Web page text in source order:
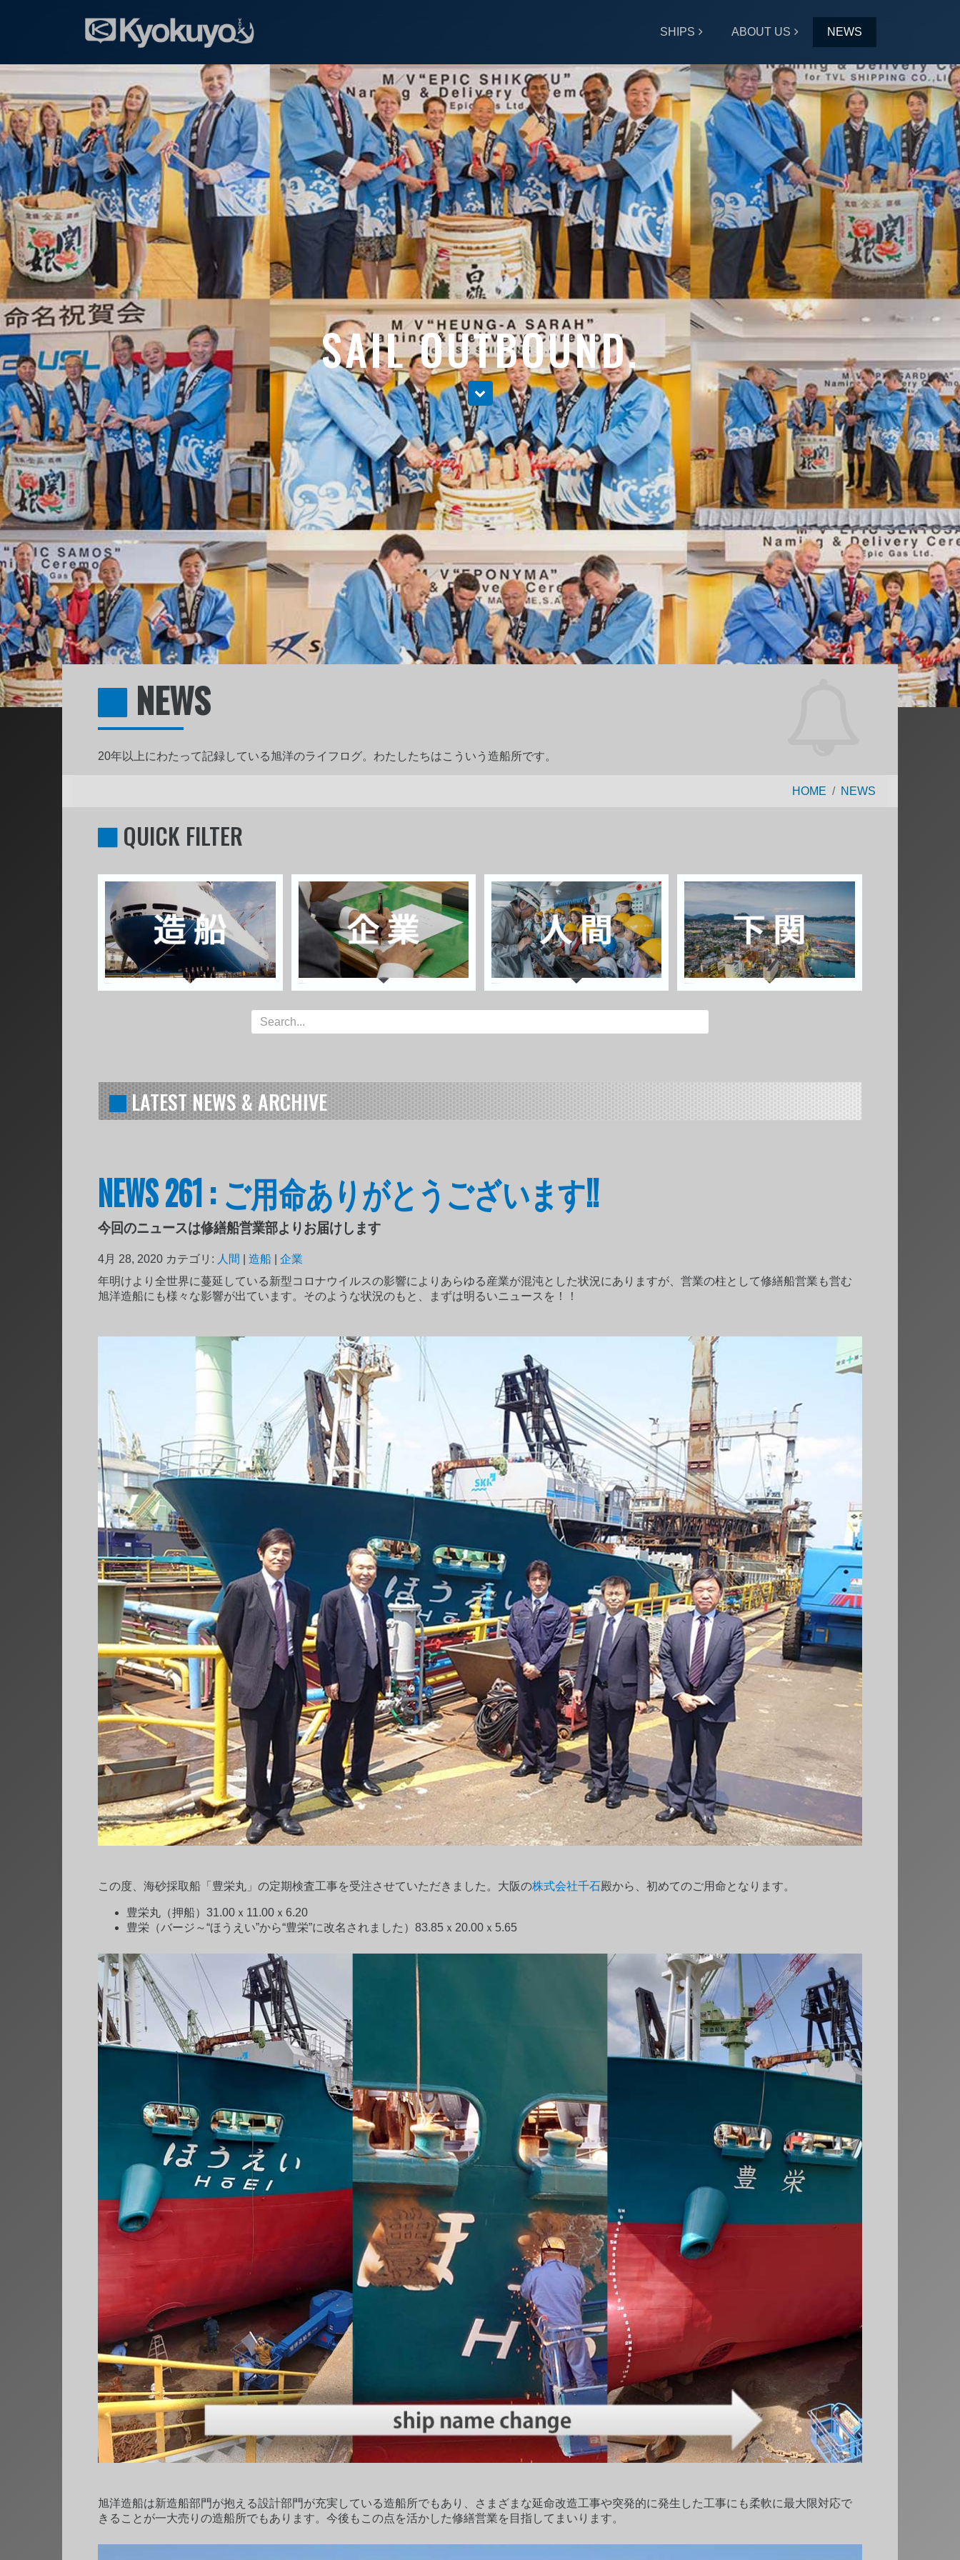
SHIPS ABOUT US NEWS
SAIL OUTBOUND.
NEWS
20年以上にわたって記録している旭洋のライフログ。わたしたちはこういう造船所です。
HOME NEWS
QUICK FILTER
LATEST NEWS & ARCHIVE
NEWS 261 : ご用命ありがとうございます!!
今回のニュースは修繕船営業部よりお届けします
4月 28, 2020 カテゴリ: 人間 |造船 |企業
年明けより全世界に蔓延している新型コロナウイルスの影響によりあらゆる産業が混沌とした状況にありますが、営業の柱として修繕船営業も営む
旭洋造船にも様々な影響が出ています。そのような状況のもと、まずは明るいニュースを！！
この度、海砂採取船「豊栄丸」の定期検査工事を受注させていただきました。大阪の株式会社千石殿から、初めてのご用命となります。
豊栄丸（押船）31.00ｘ11.00ｘ6.20
豊栄（バージ～“ほうえい”から“豊栄”に改名されました）83.85ｘ20.00ｘ5.65
旭洋造船は新造船部門が抱える設計部門が充実している造船所でもあり、さまざまな延命改造工事や突発的に発生した工事にも柔軟に最大限対応で
きることが一大売りの造船所でもあります。今後もこの点を活かした修繕営業を目指してまいります。